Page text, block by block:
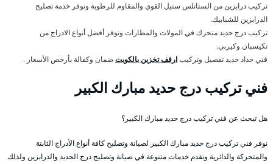
تركيب درابزين من الستانلس ستيل القوي والمقاوم للرطوبة ونوفر خدمة تصليح
الدرابزين للشبابيك.
تركيب درج حديد متحرك في المولات والمطارات ونوفر أفضل أنواع الادراج من
تكيسبان وكيربي.
فني حداد حديد تفصيل وتركيبارفف تخزين بالكويتضمان وكفالة بأرخص الأسعار .
فني تركيب درج حديد مبارك الكبير
هل تبحث عن فني تركيب درج حديد مبارك الكبير؟
نوفر فني تركيب درج حديد مبارك الكبير لصيانة وتصليح كافة أنواع الأدراج الثابتة
والمتحركة والدائرية ونقدم خدمات متنوعة في صيانة وتصليح درج الحديد والدرابزين ولذلك